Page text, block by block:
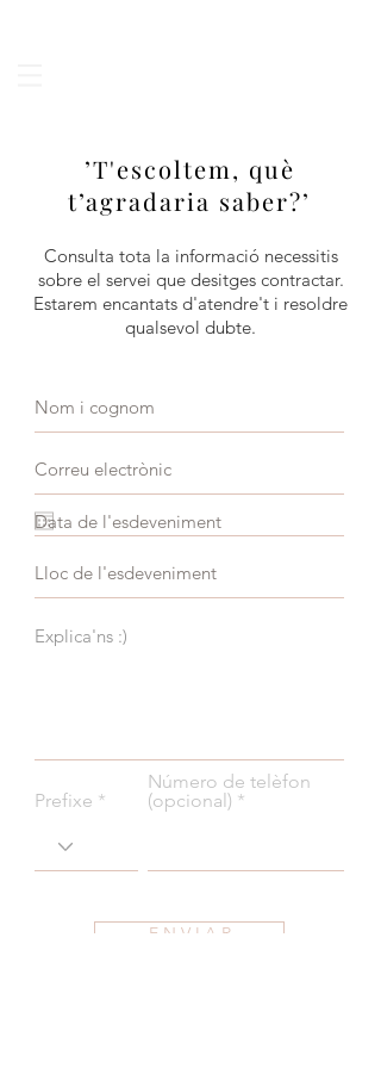
’T'escoltem, què
t’agradaria saber?’
Consulta tota la informació necessitis
sobre el servei que desitges contractar.
Estarem encantats d'atendre't i resoldre
qualsevol dubte.
Prefixe
Número de telèfon
(opcional)
E N V I A R